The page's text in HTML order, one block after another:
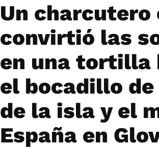
Un charcutero
convirtió las
en una tortilla
el bocadillo
de la isla y el
España en